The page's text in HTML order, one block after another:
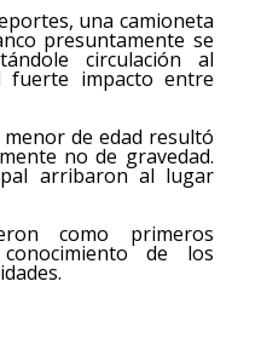
una camioneta
presuntamente se
circulación al
fuerte impacto entre
de edad resultó
no de gravedad.
arribaron al lugar
como primeros
de los